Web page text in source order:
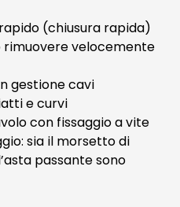
(chiusura rapida)
velocemente
gestione cavi
e curvi
con fissaggio a vite
sia il morsetto di
passante sono